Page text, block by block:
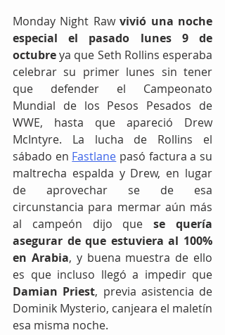
Monday Night Raw vivió una noche
especial el pasado lunes 9 de
octubre ya que Seth Rollins esperaba
celebrar su primer lunes sin tener
que defender el Campeonato
Mundial de los Pesos Pesados de
WWE, hasta que apareció Drew
McIntyre. La lucha de Rollins el
sábado en Fastlane pasó factura a su
maltrecha espalda y Drew, en lugar
de aprovechar se de esa
circunstancia para mermar aún más
al campeón dijo que se quería
asegurar de que estuviera al 100%
en Arabia, y buena muestra de ello
Damian Priest, previa asistencia de
Dominik Mysterio, canjeara el maletín
esa misma noche.